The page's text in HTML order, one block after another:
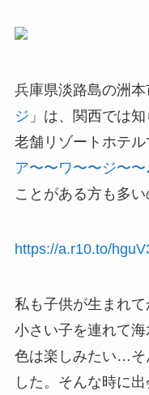
兵庫県淡路島の洲本
ジ 」は、関西では
老舗リゾートホテル
ア〜〜ワ〜〜ジ〜〜
ことがある方も多
https://a.r10.to/
私も子供が生まれ
小さい子を連れて
色は楽しみたい…そ
した。そんな時に